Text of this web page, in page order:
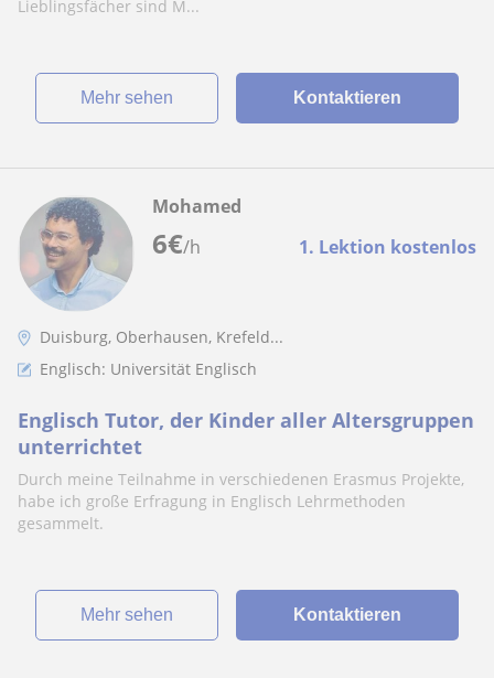
Lieblingsfächer sind M...
Mehr sehen Kontaktieren
6€/h 1. Lektion kostenlos
Mohamed
Duisburg, Oberhausen, Krefeld...
Englisch: Universität Englisch
Englisch Tutor, der Kinder aller Altersgruppen
unterrichtet
Durch meine Teilnahme in verschiedenen Erasmus Projekte,
habe ich große Erfragung in Englisch Lehrmethoden
gesammelt.
Mehr sehen Kontaktieren